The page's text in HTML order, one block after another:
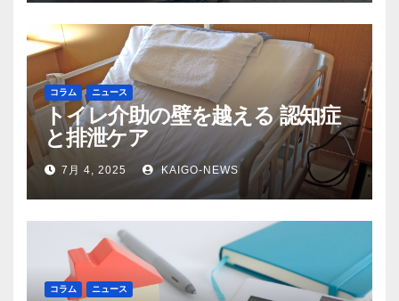
コラム ニュース
トイレ介助の壁を越える 認知症
と排泄ケア
7月 4, 2025 KAIGO-NEWS
コラム ニュース